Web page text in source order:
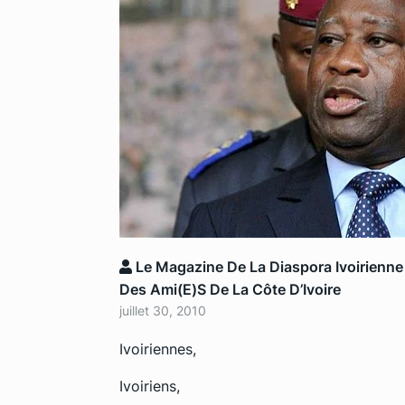
Le Magazine De La Diaspora
Des Ami(e)s De La Côte D’Ivoire
juillet 30, 2010
Ivoiriennes,
Ivoiriens,